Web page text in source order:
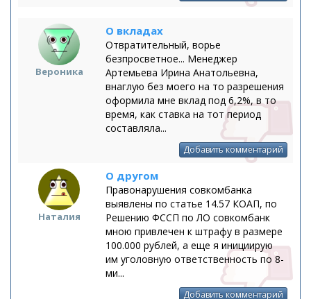
Вероника
О вкладах
Отвратительный, ворье
безпросветное... Менеджер
Артемьева Ирина Анатольевна,
внаглую без моего на то разрешения
оформила мне вклад под 6,2%, в то
время, как ставка на тот период
составляла...
Добавить комментарий
Наталия
О другом
Правонарушения совкомбанка
выявлены по статье 14.57 КОАП, по
Решению ФССП по ЛО совкомбанк
мною привлечен к штрафу в размере
100.000 рублей, а еще я инициирую
им уголовную ответственность по 8-
ми...
Добавить комментарий